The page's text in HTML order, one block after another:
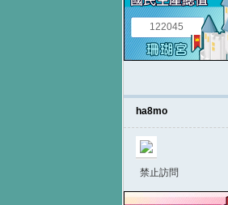
122045
ha8mo
禁止訪問